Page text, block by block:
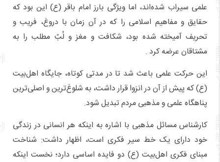
علمی سیراب شده‌اند، اما ویژگی بارز امام باقر (ع) این بود که
حقایق و مفاهیم اسلامی را که در آن زمان با دروغ، فریب و
تحریف آمیخته شده بود، شکافت و مغز و لُبّ مطلب را به
مشتاقان عرضه کرد .
این حرکت علمی باعث شد تا در مدتی کوتاه، جایگاه اهل‌بیت
(ع) که پیش از آن در انزوا قرار داشت، به شلوغ‌ترین و اصلی‌ترین
پناهگاه علمی و مذهبی مردم تبدیل شود.
کارشناس مسائل مذهبی با اشاره به اینکه هر انسانی در زندگی
خود دارای یک خط سیر فکری است، اظهار داشت: شناخت
مبنای فکری اهل‌بیت (ع) دو فایده اساسی دارد؛ نخست اینکه